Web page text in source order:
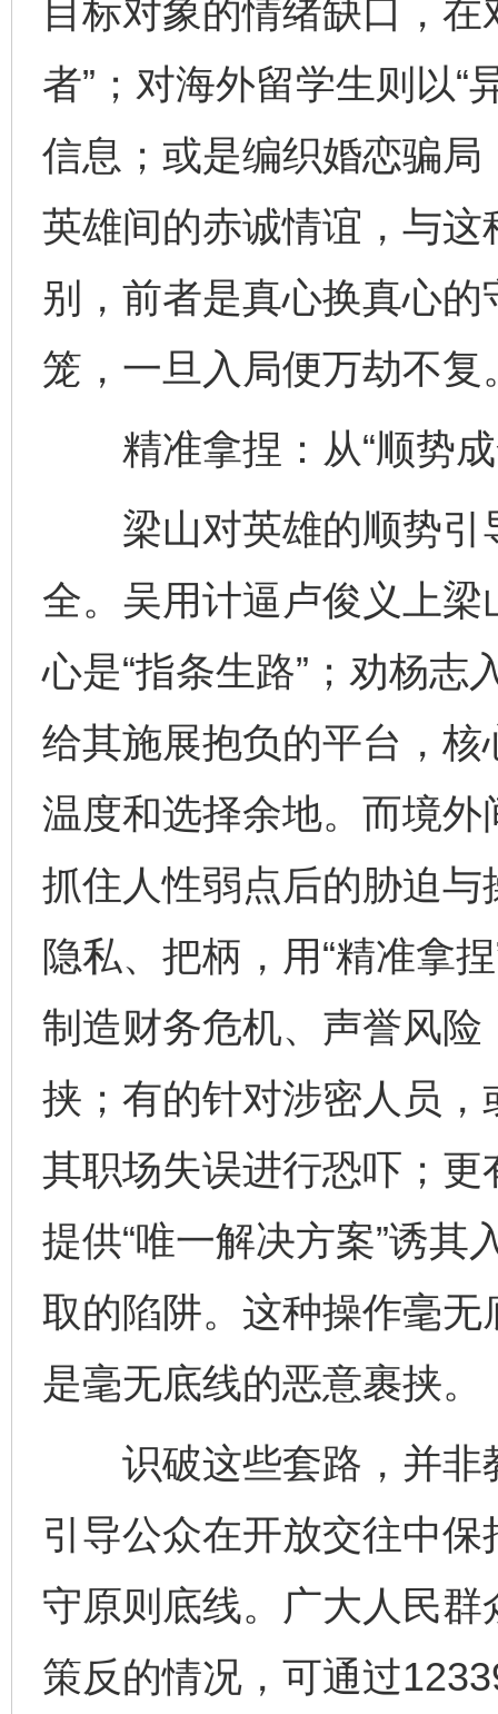
目标对象的情绪缺口，
者”；对海外留学生则以“
信息；或是编织婚恋骗
英雄间的赤诚情谊，与这
别，前者是真心换真心
笼，一旦入局便万劫不复
精准拿捏：从“顺势成
梁山对英雄的顺势引
全。吴用计逼卢俊义上
心是“指条生路”；劝杨志
给其施展抱负的平台，核
温度和选择余地。而境
抓住人性弱点后的胁迫
隐私、把柄，用“精准拿
制造财务危机、声誉风险
挟；有的针对涉密人员
其职场失误进行恐吓；
提供“唯一解决方案”诱其
取的陷阱。这种操作毫
是毫无底线的恶意裹挟。
识破这些套路，并非
引导公众在开放交往中
守原则底线。广大人民
策反的情况，可通过